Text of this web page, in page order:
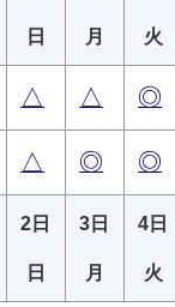
日 月 火
△ △ ◎
△ ◎ ◎
2日
日
3日
月
4日
火